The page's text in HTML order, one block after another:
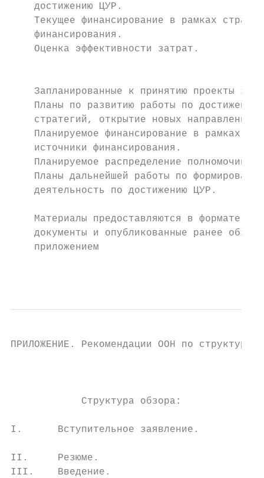
    достижению ЦУР.
Текущее финансирование в рамках
    финансирования.
    Оценка эффективности затрат.
Запланированные к принятию проекты
Планы по развитию работы по
стратегий, открытие новых направлений
Планируемое финансирование в рамках
    источники финансирования.
Планируемое распределение полномочий в
Планы дальнейшей работы по
    деятельность по достижению ЦУР.
Материалы предоставляются в формате
документы и опубликованные ранее
    приложением
ПРИЛОЖЕНИЕ. Рекомендации ООН по структуре
Структура обзора:
I.      Вступительное заявление.          3.
II.     Резюме.
III.    Введение.                         II.